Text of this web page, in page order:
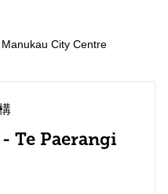
Manukau City Centre
Te Paerangi